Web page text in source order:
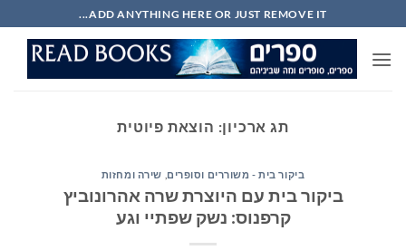
to
content
ADD ANYTHING HERE OR JUST REMOVE IT...
תג ארכיון: הוצאת פיוטית
ביקור בית - משוררים וסופרים שירה ומחזות
ביקור בית עם היוצרת שרה אהרונוביץ
קרפנוס: נשק שפתיי וגע